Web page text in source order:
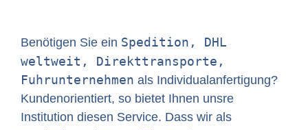
Benötigen Sie ein Spedition, DHL
weltweit, Direkttransporte,
Fuhrunternehmen als Individualanfertigung?
Kundenorientiert, so bietet Ihnen unsre
Institution diesen Service. Dass wir als